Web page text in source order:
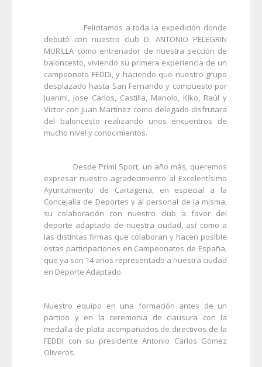
Felicitamos a toda la expedición donde
debutó con nuestro club D. ANTONIO PELEGRIN
MURILLA como entrenador de nuestra sección de
baloncesto, viviendo su primera experiencia de un
campeonato FEDDI, y haciendo que nuestro grupo
desplazado hasta San Fernando y compuesto por
Juanmi, Jose Carlos, Castilla, Manolo, Kiko, Raúl y
Víctor con Juan Martínez como delegado disfrutara
del baloncesto realizando unos encuentros de
mucho nivel y conocimientos.
Desde Primi Sport, un año más, queremos
expresar nuestro agradecimiento al Excelentísimo
Ayuntamiento de Cartagena, en especial a la
Concejalía de Deportes y al personal de la misma,
su colaboración con nuestro club a favor del
deporte adaptado de nuestra ciudad, así como a
las distintas firmas que colaboran y hacen posible
estas participaciones en Campeonatos de España,
que ya son 14 años representado a nuestra ciudad
en Deporte Adaptado.
Nuestro equipo en una formación antes de un
partido y en la ceremonia de clausura con la
medalla de plata acompañados de directivos de la
FEDDI con su presidente Antonio Carlos Gómez
Oliveros.